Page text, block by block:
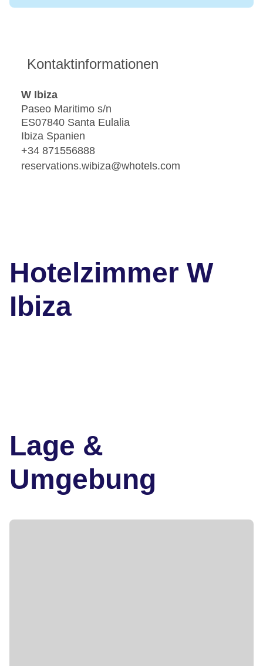
Kontaktinformationen
W Ibiza
Paseo Maritimo s/n
ES07840 Santa Eulalia
Ibiza Spanien
+34 871556888
reservations.wibiza@whotels.com
Hotelzimmer W
Ibiza
Lage &
Umgebung